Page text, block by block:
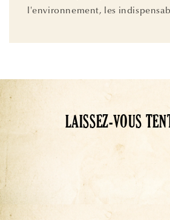
l'environnement, les
LAISSEZ-VOUS